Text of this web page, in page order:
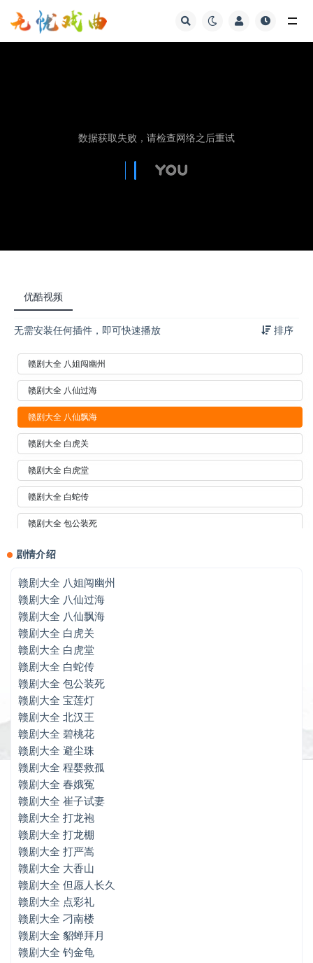
优酷视频
无需安装任何插件，即可快速播放 排序
赣剧大全 八姐闯幽州
赣剧大全 八仙过海
赣剧大全 八仙飘海
赣剧大全 白虎关
赣剧大全 白虎堂
赣剧大全 白蛇传
赣剧大全 包公装死
赣剧大全 宝莲灯
赣剧大全 北汉王
赣剧大全 碧桃花
赣剧大全 避尘珠
赣剧大全 程婴救孤
赣剧大全 春娥冤
赣剧大全 打龙袍
赣剧大全 打龙棚
赣剧大全 打严嵩
赣剧大全 大香山
赣剧大全 但愿人长久
赣剧大全 点彩礼
赣剧大全 刁南楼
赣剧大全 貂蝉拜月
赣剧大全 钓金龟
剧情介绍
赣剧大全 八姐闯幽州
赣剧大全 八仙过海
赣剧大全 八仙飘海
赣剧大全 白虎关
赣剧大全 白虎堂
赣剧大全 白蛇传
赣剧大全 包公装死
赣剧大全 宝莲灯
赣剧大全 北汉王
赣剧大全 碧桃花
赣剧大全 避尘珠
赣剧大全 程婴救孤
赣剧大全 春娥冤
赣剧大全 崔子试妻
赣剧大全 打龙袍
赣剧大全 打龙棚
赣剧大全 打严嵩
赣剧大全 大香山
赣剧大全 但愿人长久
赣剧大全 点彩礼
赣剧大全 刁南楼
赣剧大全 貂蝉拜月
赣剧大全 钓金龟